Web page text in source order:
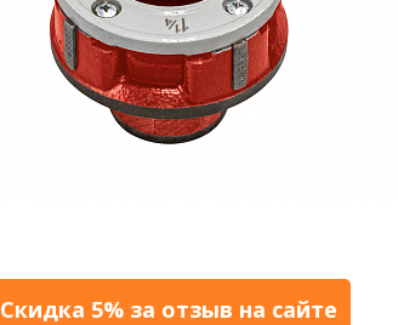
Скидка 5% за отзыв на сайте